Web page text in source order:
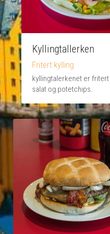
Kyllingtallerken
Fritert kylling
kyllingtalerkenet er
salat og potetchips.